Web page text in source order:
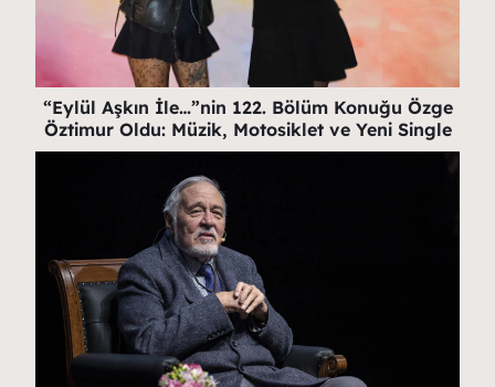
“Eylül Aşkın İle…”nin 122. Bölüm Konuğu Özge
Öztimur Oldu: Müzik, Motosiklet ve Yeni Single